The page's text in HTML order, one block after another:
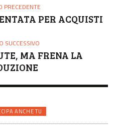
PRECEDENTE
PER ACQUISTI
SUCCESSIVO
MA FRENA LA
ANCHE TU